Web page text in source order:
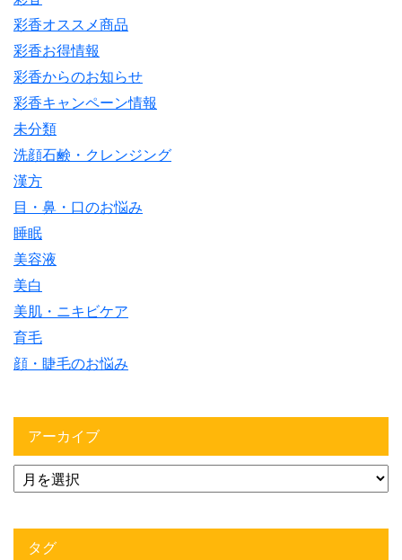
彩香オススメ商品
彩香お得情報
彩香からのお知らせ
彩香キャンペーン情報
未分類
洗顔石鹸・クレンジング
漢方
目・鼻・口のお悩み
睡眠
美容液
美白
美肌・ニキビケア
育毛
顔・睫毛のお悩み
アーカイブ
タグ